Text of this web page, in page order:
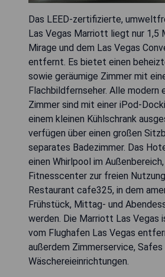
Das LEED-zertifizierte,
Las Vegas Marriott liegt nur 1,5
Mirage und dem Las Vegas
entfernt. Es bietet einen
sowie geräumige Zimmer mit
Flachbildfernseher. Alle modern
Zimmer sind mit einer iPod-
einem kleinen Kühlschrank
verfügen über einen großen
separates Badezimmer. Das
einen Whirlpool im Außenbereich,
Fitnesscenter zur freien
Restaurant cafe325, in dem
Frühstück, Mittag- und
werden. Die Marriott Las Vegas
vom Flughafen Las Vegas
außerdem Zimmerservice, Safes
Wäschereieinrichtungen.